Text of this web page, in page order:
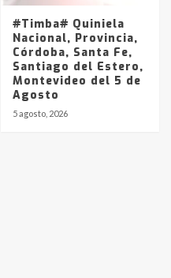
#Timba# Quiniela
Nacional, Provincia,
Córdoba, Santa Fe,
Santiago del Estero,
Montevideo del 5 de
Agosto
5 agosto, 2026